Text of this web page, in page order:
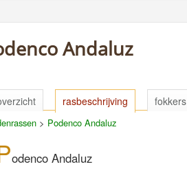
Andaluz
rasbeschrijving fokkers
> Podenco Andaluz
odenco Andaluz